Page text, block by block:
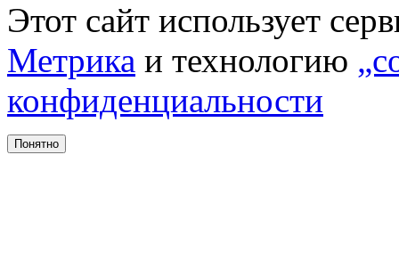
Этот сайт использует
Метрика и технологию
конфиденциальности
Понятно